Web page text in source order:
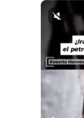
gestion.pe